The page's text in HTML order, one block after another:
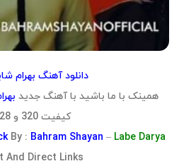
دانلود آهنگ بهرام
همینک با ما باشید با آهنگ جدید
کیفیت 320 و 128 MP3
By : Bahram Shayan – Labe Darya
And Direct Links